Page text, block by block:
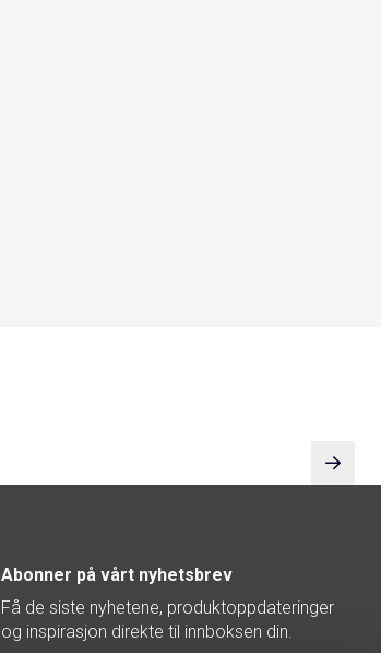
Abonner på vårt nyhetsbrev
Få de siste nyhetene, produktoppdateringer
og inspirasjon direkte til innboksen din.